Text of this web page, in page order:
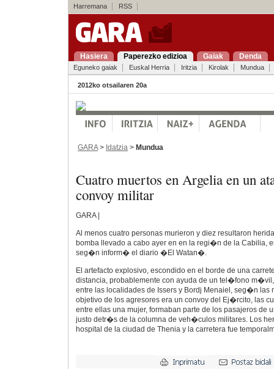
Harremana RSS
Hasiera Paperezko edizioa Gaiak Denda
Eguneko gaiak Euskal Herria Iritzia Kirolak Mundua
2012ko otsailaren 20a
GARA> Idatzia > Mundua
Cuatro muertos en Argelia en un
convoy militar
GARA |
Al menos cuatro personas murieron y diez resultaron
bomba llevado a cabo ayer en en la regi�n de la Cabilia,
seg�n inform� el diario �El Watan�.
El artefacto explosivo, escondido en el borde de una
distancia, probablemente con ayuda de un tel�fono
entre las localidades de Issers y Bordj Menaiel, seg�n las
objetivo de los agresores era un convoy del Ej�rcito, las
entre ellas una mujer, formaban parte de los pasajeros de
justo detr�s de la columna de veh�culos militares. Los
hospital de la ciudad de Thenia y la carretera fue